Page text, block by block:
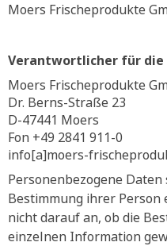
Moers Frischeprodukte
Verantwortlicher für
Moers Frischeprodukte
Dr. Berns-Straße 23
D-47441 Moers
Fon +49 2841 911-0
info[a]moers-
Personenbezogene
Bestimmung ihrer Person
nicht darauf an, ob die
einzelnen Information